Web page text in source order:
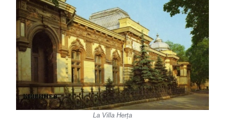
La Villa Herța